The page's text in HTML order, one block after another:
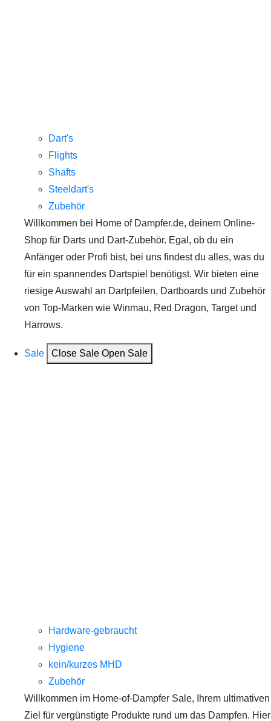
Dart's
Flights
Shafts
Steeldart's
Zubehör
Willkommen bei Home of Dampfer.de, deinem Online-
Shop für Darts und Dart-Zubehör. Egal, ob du ein
Anfänger oder Profi bist, bei uns findest du alles, was du
für ein spannendes Dartspiel benötigst. Wir bieten eine
riesige Auswahl an Dartpfeilen, Dartboards und Zubehör
von Top-Marken wie Winmau, Red Dragon, Target und
Harrows.
Sale Close Sale Open Sale
Hardware-gebraucht
Hygiene
kein/kurzes MHD
Zubehör
Willkommen im Home-of-Dampfer Sale, Ihrem ultimativen
Ziel für vergünstigte Produkte rund um das Dampfen. Hier